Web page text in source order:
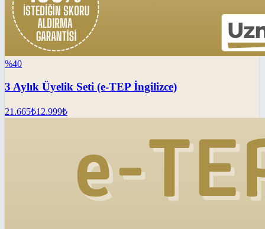
%40
3 Aylık Üyelik Seti (e-TEP İngilizce)
21.665₺12.999₺